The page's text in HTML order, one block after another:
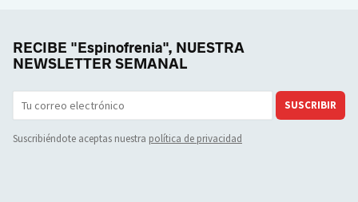
RECIBE "Espinofrenia", NUESTRA
NEWSLETTER SEMANAL
SUSCRIBIR
Suscribiéndote aceptas nuestra política de privacidad